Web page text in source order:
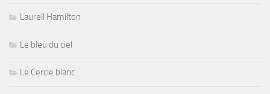
Laurell Hamilton
Le bleu du ciel
Le Cercle blanc